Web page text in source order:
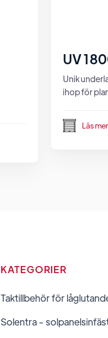
UV
Unik
ihop för
Läs
KATEGORIER
Taktillbehör för
Solentra -